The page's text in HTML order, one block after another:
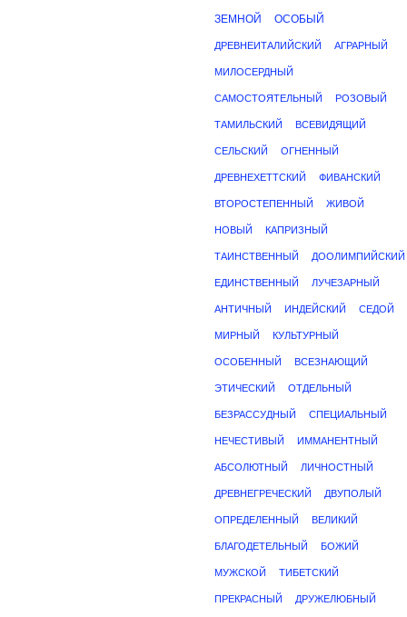
ЗЕМНОЙ ОСОБЫЙ
ДРЕВНЕИТАЛИЙСКИЙ АГРАРНЫЙ
МИЛОСЕРДНЫЙ
САМОСТОЯТЕЛЬНЫЙ РОЗОВЫЙ
ТАМИЛЬСКИЙ ВСЕВИДЯЩИЙ
СЕЛЬСКИЙ ОГНЕННЫЙ
ДРЕВНЕХЕТТСКИЙ ФИВАНСКИЙ
ВТОРОСТЕПЕННЫЙ ЖИВОЙ
НОВЫЙ КАПРИЗНЫЙ
ТАИНСТВЕННЫЙ ДООЛИМПИЙСКИЙ
ЕДИНСТВЕННЫЙ ЛУЧЕЗАРНЫЙ
АНТИЧНЫЙ ИНДЕЙСКИЙ СЕДОЙ
МИРНЫЙ КУЛЬТУРНЫЙ
ОСОБЕННЫЙ ВСЕЗНАЮЩИЙ
ЭТИЧЕСКИЙ ОТДЕЛЬНЫЙ
БЕЗРАССУДНЫЙ СПЕЦИАЛЬНЫЙ
НЕЧЕСТИВЫЙ ИММАНЕНТНЫЙ
АБСОЛЮТНЫЙ ЛИЧНОСТНЫЙ
ДРЕВНЕГРЕЧЕСКИЙ ДВУПОЛЫЙ
ОПРЕДЕЛЕННЫЙ ВЕЛИКИЙ
БЛАГОДЕТЕЛЬНЫЙ БОЖИЙ
МУЖСКОЙ ТИБЕТСКИЙ
ПРЕКРАСНЫЙ ДРУЖЕЛЮБНЫЙ